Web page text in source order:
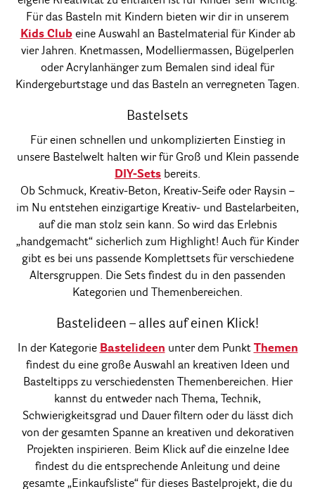
Für das Basteln mit Kindern bieten wir dir in unserem
Kids Clubeine Auswahl an Bastelmaterial für Kinder ab
vier Jahren. Knetmassen, Modelliermassen, Bügelperlen
oder Acrylanhänger zum Bemalen sind ideal für
Kindergeburtstage und das Basteln an verregneten Tagen.
Bastelsets
Für einen schnellen und unkomplizierten Einstieg in
unsere Bastelwelt halten wir für Groß und Klein passende
DIY-Sets bereits.
Ob Schmuck, Kreativ-Beton, Kreativ-Seife oder Raysin –
im Nu entstehen einzigartige Kreativ- und Bastelarbeiten,
auf die man stolz sein kann. So wird das Erlebnis
„handgemacht“ sicherlich zum Highlight! Auch für Kinder
gibt es bei uns passende Komplettsets für verschiedene
Altersgruppen. Die Sets findest du in den passenden
Kategorien und Themenbereichen.
Bastelideen – alles auf einen Klick!
In der Kategorie Bastelideen unter dem Punkt Themen
findest du eine große Auswahl an kreativen Ideen und
Basteltipps zu verschiedensten Themenbereichen. Hier
kannst du entweder nach Thema, Technik,
Schwierigkeitsgrad und Dauer filtern oder du lässt dich
von der gesamten Spanne an kreativen und dekorativen
Projekten inspirieren. Beim Klick auf die einzelne Idee
findest du die entsprechende Anleitung und deine
gesamte „Einkaufsliste“ für dieses Bastelprojekt, die du